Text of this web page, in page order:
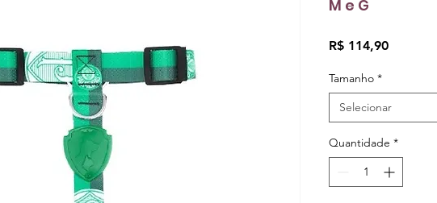
M e G
R$ 114,90Preço
Tamanho *
Selecionar
Quantidade *